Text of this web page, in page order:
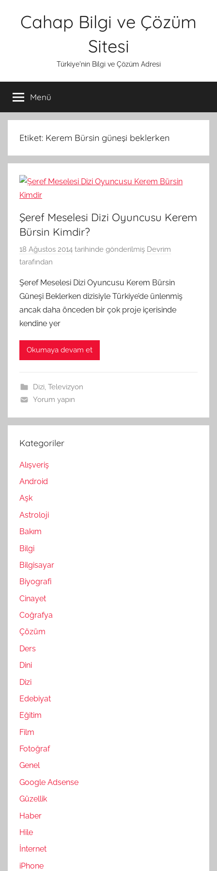
Cahap Bilgi ve Çözüm
Sitesi
Türkiye'nin Bilgi ve Çözüm Adresi
Menü
Etiket: Kerem Bürsin güneşi beklerken
Şeref Meselesi Dizi Oyuncusu Kerem
Bürsin Kimdir?
18 Ağustos 2014 tarihinde gönderilmiş Devrim
tarafından
Şeref Meselesi Dizi Oyuncusu Kerem Bürsin
Güneşi Beklerken dizisiyle Türkiye’de ünlenmiş
ancak daha önceden bir çok proje içerisinde
kendine yer
Okumaya devam et
Dizi Televizyon
Yorum yapın
Kategoriler
Alışveriş
Android
Aşk
Astroloji
Bakım
Bilgi
Bilgisayar
Biyografi
Cinayet
Coğrafya
Çözüm
Ders
Dini
Dizi
Edebiyat
Eğitim
Film
Fotoğraf
Genel
Google Adsense
Güzellik
Haber
Hile
İnternet
iPhone